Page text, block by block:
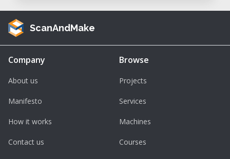
ScanAndMake
Company
About us
Manifesto
How it works
Contact us
Browse
Projects
Services
Machines
Courses